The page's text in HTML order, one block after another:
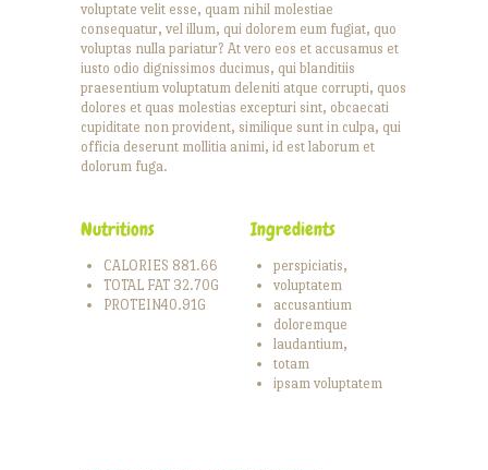
voluptate velit esse, quam nihil molestiae
consequatur, vel illum, qui dolorem eum fugiat, quo
voluptas nulla pariatur? At vero eos et accusamus et
iusto odio dignissimos ducimus, qui blanditiis
praesentium voluptatum deleniti atque corrupti, quos
dolores et quas molestias excepturi sint, obcaecati
cupiditate non provident, similique sunt in culpa, qui
officia deserunt mollitia animi, id est laborum et
dolorum fuga.
Nutritions
CALORIES 881.66
TOTAL FAT 32.70G
PROTEIN40.91G
Ingredients
perspiciatis,
voluptatem
accusantium
doloremque
laudantium,
totam
ipsam voluptatem